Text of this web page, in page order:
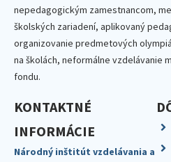
nepedagogickým zamestnancom,
školských zariadení, aplikovaný
organizovanie predmetových
na školách, neformálne vzdelávanie
fondu.
KONTAKTNÉ
INFORMÁCIE
Národný inštitút vzdelávania a